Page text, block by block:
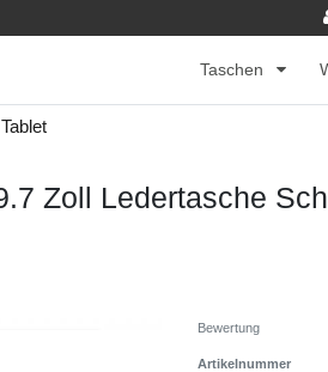
Taschen
Zoll Ledertasche
Bewertung
Artikelnummer